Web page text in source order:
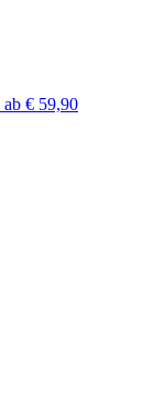
ab € 59,90